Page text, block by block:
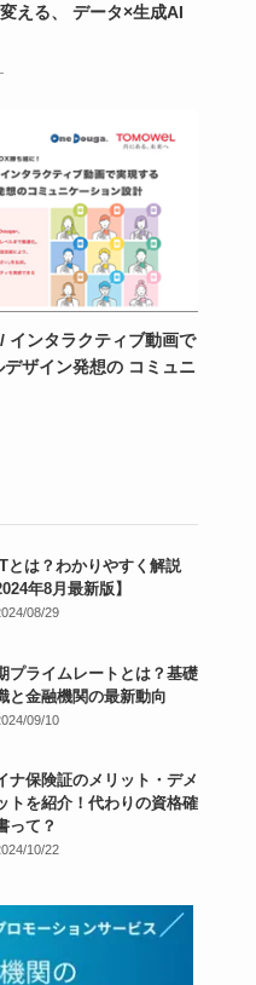
える、 データ×生成AI
インタラクティブ動画で
ザイン発想の コミュニ
とは？わかりやすく解説
年8月最新版】
08/29
プライムレートとは？基礎
と金融機関の最新動向
09/10
ナ保険証のメリット・デメ
トを紹介！代わりの資格確
って？
10/22